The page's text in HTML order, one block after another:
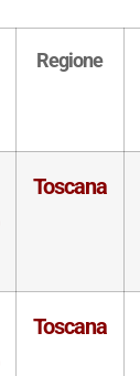
Regione
Toscana
Toscana